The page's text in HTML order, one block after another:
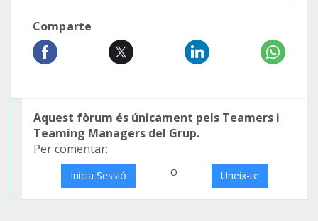
Comparte
Aquest fòrum és únicament pels Teamers i
Teaming Managers del Grup.
Per comentar:
Inicia Sessió o Uneix-te